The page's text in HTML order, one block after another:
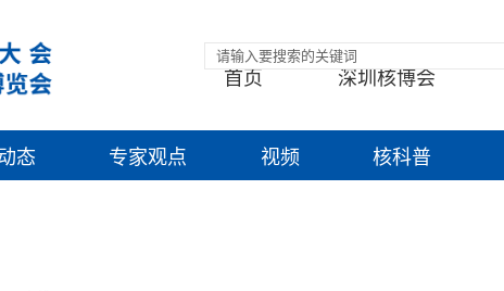
首页 深圳核博会
态 专家观点 视频 核科普